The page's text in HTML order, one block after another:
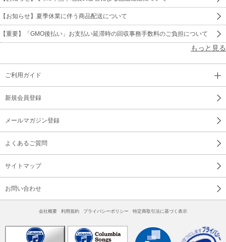
【お知らせ】夏季休業に伴う商品配送について
【重要】「GMO後払い」お支払い延滞時の回収事務手数料のご負担について
もっと見る
ご利用ガイド
新規会員登録
メールマガジン登録
よくあるご質問
サイトマップ
お問い合わせ
会社概要 利用規約 プライバシーポリシー 特定商取引法に基づく表示